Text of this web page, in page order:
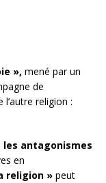
», mené par un
de
religion :
les antagonismes
en
religion » peut